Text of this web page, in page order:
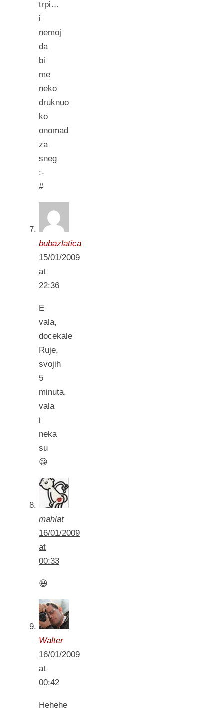
trpi…
i
nemoj
da
bi
me
neko
druknuo
ko
onomad
za
sneg
:-
#
bubazlatica
15/01/2009
at
22:36
E
vala,
docekale
Ruje,
svojih
5
minuta,
vala
i
neka
su
😀
mahlat
16/01/2009
at
00:33
😆
Walter
16/01/2009
at
00:42
Hehehe